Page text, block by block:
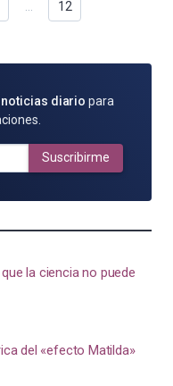
… 12
noticias diario para
Suscribirme
la ciencia no puede
del «efecto Matilda»